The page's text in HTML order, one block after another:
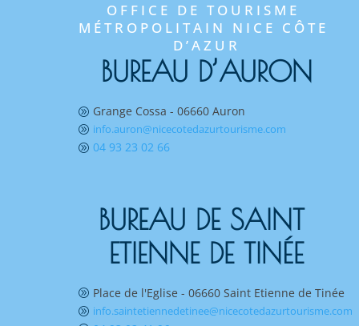
OFFICE DE TOURISME
MÉTROPOLITAIN NICE CÔTE
D’AZUR
BUREAU D’AURON
A Grange Cossa - 06660 Auron
A info.auron@nicecotedazurtourisme.com
A 04 93 23 02 66
BUREAU DE SAINT
ETIENNE DE TINÉE
A Place de l'Eglise - 06660 Saint Etienne de Tinée
A info.saintetiennedetinee@nicecotedazurtourisme.com